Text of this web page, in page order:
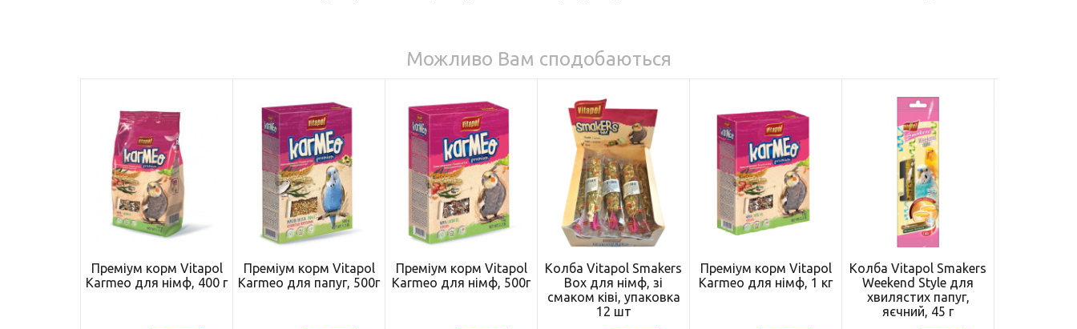
Можливо Вам сподобаються
Преміум корм Vitapol
Karmeo для німф, 400 г
Преміум корм Vitapol
Karmeo для папуг, 500г
Преміум корм Vitapol
Karmeo для німф, 500г
Колба Vitapol Smakers
Box для німф, зі
смаком ківі, упаковка
12 шт
Преміум корм Vitapol
Karmeo для німф, 1 кг
Колба Vitapol Smakers
Weekend Style для
хвилястих папуг,
яєчний, 45 г